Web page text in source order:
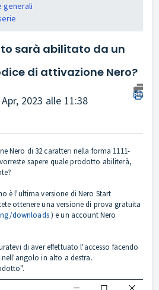
generali
sarà abilitato da un
di attivazione Nero?
2023 alle 11:38
Nero di 32 caratteri nella forma 1111-
vorreste sapere quale prodotto abiliterà,
è l'ultima versione di Nero Start
ottenere una versione di prova gratuita
downloads) e un account Nero
di aver effettuato l'accesso facendo
in alto a destra.